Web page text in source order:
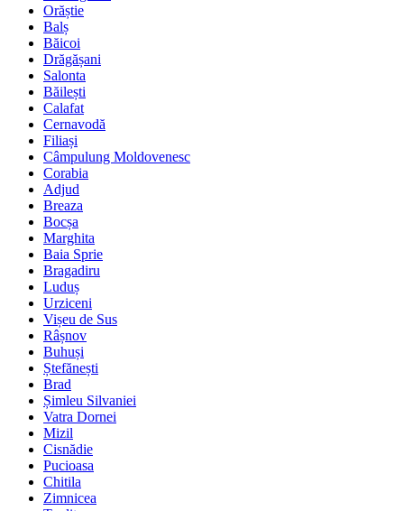
Orăștie
Balș
Băicoi
Drăgășani
Salonta
Băilești
Calafat
Cernavodă
Filiași
Câmpulung Moldovenesc
Corabia
Adjud
Breaza
Bocșa
Marghita
Baia Sprie
Bragadiru
Luduș
Urziceni
Vișeu de Sus
Râșnov
Buhuși
Ștefănești
Brad
Șimleu Silvaniei
Vatra Dornei
Mizil
Cisnădie
Pucioasa
Chitila
Zimnicea